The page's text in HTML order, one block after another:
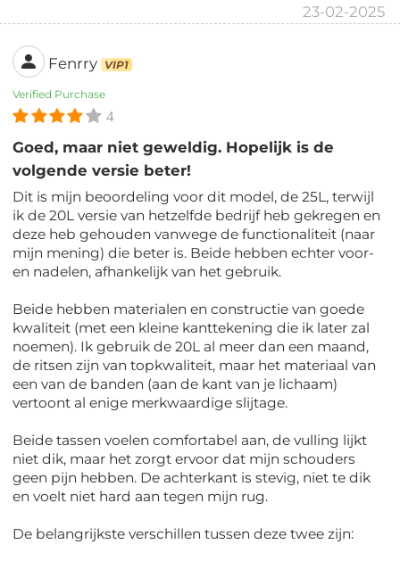
23-02-2025
Fenrry VIP1
Verified Purchase
4
Goed, maar niet geweldig. Hopelijk is de
volgende versie beter!
Dit is mijn beoordeling voor dit model, de 25L, terwijl
ik de 20L versie van hetzelfde bedrijf heb gekregen en
deze heb gehouden vanwege de functionaliteit (naar
mijn mening) die beter is. Beide hebben echter voor-
en nadelen, afhankelijk van het gebruik.
Beide hebben materialen en constructie van goede
kwaliteit (met een kleine kanttekening die ik later zal
noemen). Ik gebruik de 20L al meer dan een maand,
de ritsen zijn van topkwaliteit, maar het materiaal van
een van de banden (aan de kant van je lichaam)
vertoont al enige merkwaardige slijtage.
Beide tassen voelen comfortabel aan, de vulling lijkt
niet dik, maar het zorgt ervoor dat mijn schouders
geen pijn hebben. De achterkant is stevig, niet te dik
en voelt niet hard aan tegen mijn rug.
De belangrijkste verschillen tussen deze twee zijn: